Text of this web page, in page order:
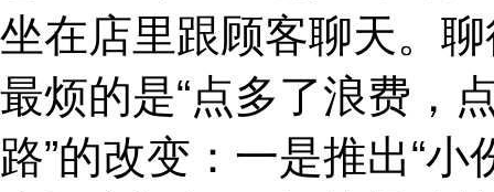
坐在店里跟顾客聊天。
最烦的是“点多了浪费，
路”的改变：一是推出“